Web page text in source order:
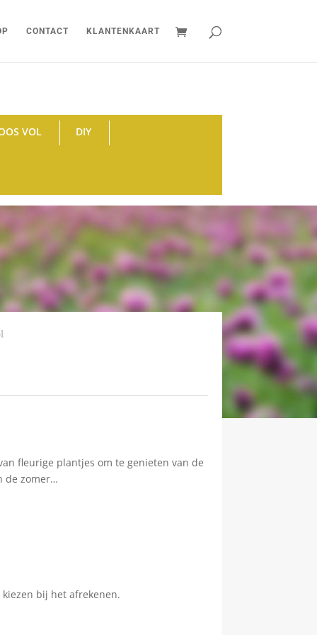
CONTACT KLANTENKAART
VOL DIY
fleurige plantjes om te genieten van de
de zomer…
bij het afrekenen.